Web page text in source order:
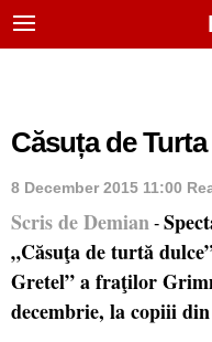
Căsuța de
8 December 2015 11:00
Scris de Demian -
„Căsuţa de turtă
Gretel” a fraţilor
decembrie, la copiii